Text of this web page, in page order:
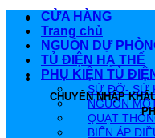
CÔNG TY TNHH
CHUYÊN NHẬP
CỬA HÀNG
Trang chủ
NGUỒN DỰ
TỦ ĐIỆN HẠ THẾ
PHỤ KIỆN TỦ
SỨ ĐỠ- SỨ
NGUỒN
QUẠT
BIẾN ÁP